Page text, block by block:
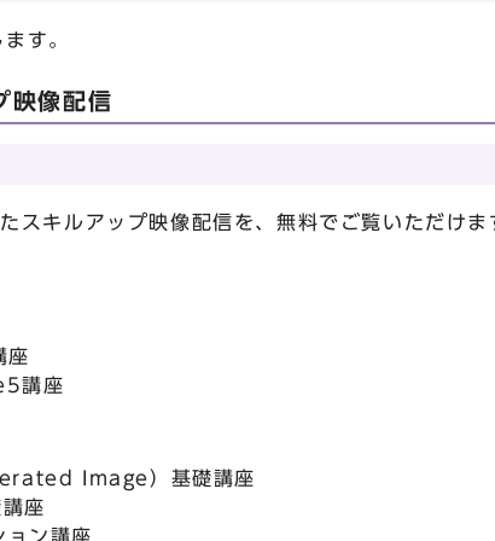
す。
映像配信
キルアップ映像配信を、無料でご覧いただけま
講座
Image）基礎講座
座
ン講座